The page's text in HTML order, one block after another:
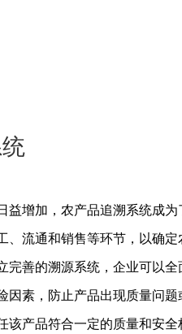
增加，农产品追溯系统成
流通和销售等环节，以确定
善的溯源系统，企业可以
素，防止产品出现质量问
产品符合一定的质量和安全